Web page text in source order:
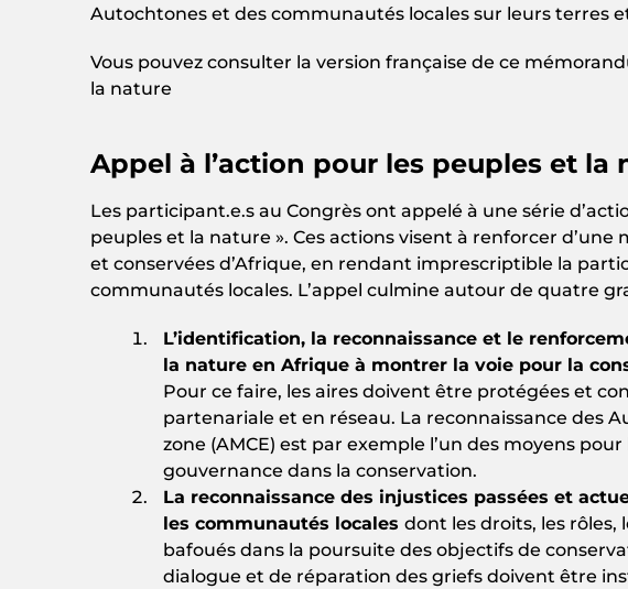
Autochtones et des communautés locales sur leurs terres
Vous pouvez consulter la version française de ce
la nature
Appel à l’action pour les peuples et la
Les participant.e.s au Congrès ont appelé à une série
peuples et la nature ». Ces actions visent à renforcer
et conservées d’Afrique, en rendant imprescriptible la
communautés locales. L’appel culmine autour de quatre
L’identification, la reconnaissance et le
la nature en Afrique à montrer la voie pour la
Pour ce faire, les aires doivent être protégées et
partenariale et en réseau. La reconnaissance des
zone (AMCE) est par exemple l’un des moyens
gouvernance dans la conservation.
La reconnaissance des injustices passées et
les communautés locales dont les droits, les
bafoués dans la poursuite des objectifs de
dialogue et de réparation des griefs doivent être